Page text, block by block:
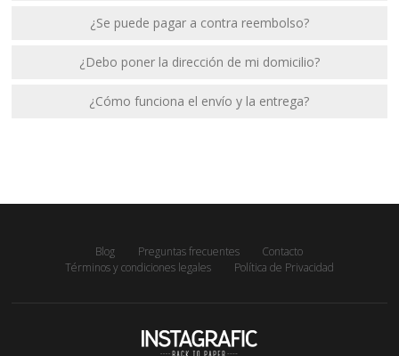
¿Se puede pagar a contra reembolso?
¿Debo poner la dirección de mi domicilio?
¿Cómo funciona el envío y la entrega?
Blog Preguntas frecuentes
Contacto
Términos y condiciones legales
Política de Privacidad